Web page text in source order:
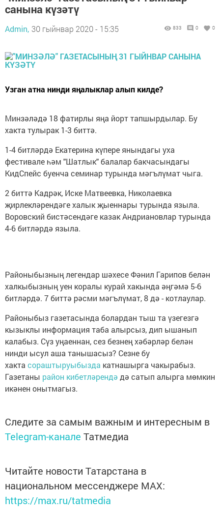
санына күзәтү
Admin, 30 гыйнвар 2020 - 15:35 833 0 0
Узган атна нинди яңалыклар алып килде?
Минзәләдә 18 фатирлы яңа йорт тапшырдылар. Бу
хакта тулырак 1-3 биттә.
1-4 битләрдә Екатерина күпере янындагы уха
фестивале һәм "Шатлык" балалар бакчасындагы
КидСпейс буенча семинар турында мәгълүмат чыга.
2 биттә Кадрәк, Иске Матвеевка, Николаевка
җирлекләрендәге халык җыеннары турында языла.
Воровский бистәсендәге казак Андриановлар турында
4-6 битләрдә языла.
Районыбызның легендар шәхесе Фәнил Гарипов белән
халкыбызның уен коралы курай хакында әңгәмә 5-6
битләрдә. 7 биттә рәсми мәгълүмат, 8 дә - котлаулар.
Районыбыз газетасында болардан тыш та үзегезгә
кызыклы информация таба алырсыз, дип ышанып
калабыз. Сүз уңаеннан, сез безнең хәбәрләр белән
нинди ысул аша танышасыз? Сезне бу
хакта сораштыруыбызда катнашырга чакырабыз.
Газетаны район кибетләрендә дә сатып алырга мөмкин
икәнен онытмагыз.
Следите за самым важным и интересным в
Telegram-канале Татмедиа
Читайте новости Татарстана в
национальном мессенджере MАХ:
https://max.ru/tatmedia